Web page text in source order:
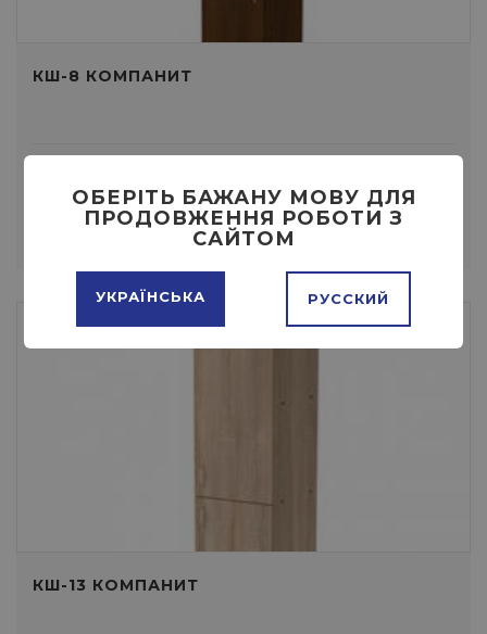
КШ-8 КОМПАНИТ
ПОДРОБНЕЕ КУПИТЬ
КШ-13 КОМПАНИТ
ОБЕРІТЬ БАЖАНУ МОВУ ДЛЯ
ПРОДОВЖЕННЯ РОБОТИ З
САЙТОМ
УКРАЇНСЬКА РУССКИЙ